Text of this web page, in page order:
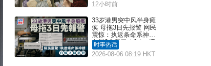
12小时前
33岁港男突中风半身瘫
痪 母拖3日先报警 网民
震惊：执返条命系神迹
自爆2个恶习｜Juicy叮
时事热话
2026-08-06 08:19 HKT